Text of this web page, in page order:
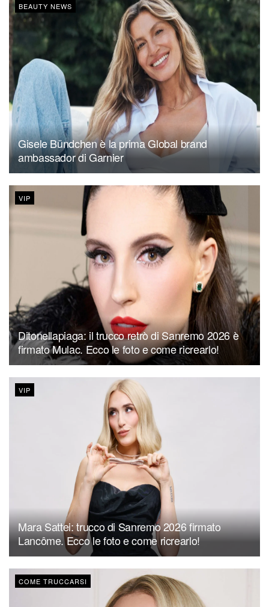
BEAUTY NEWS
Gisele Bündchen è la prima Global brand
ambassador di Garnier
VIP
Ditonellapiaga: il trucco retrò di Sanremo 2026 è
firmato Mulac. Ecco le foto e come ricrearlo!
VIP
Mara Sattei: trucco di Sanremo 2026 firmato
Lancôme. Ecco le foto e come ricrearlo!
COME TRUCCARSI